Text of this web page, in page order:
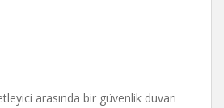
arasında bir güvenlik duvarı